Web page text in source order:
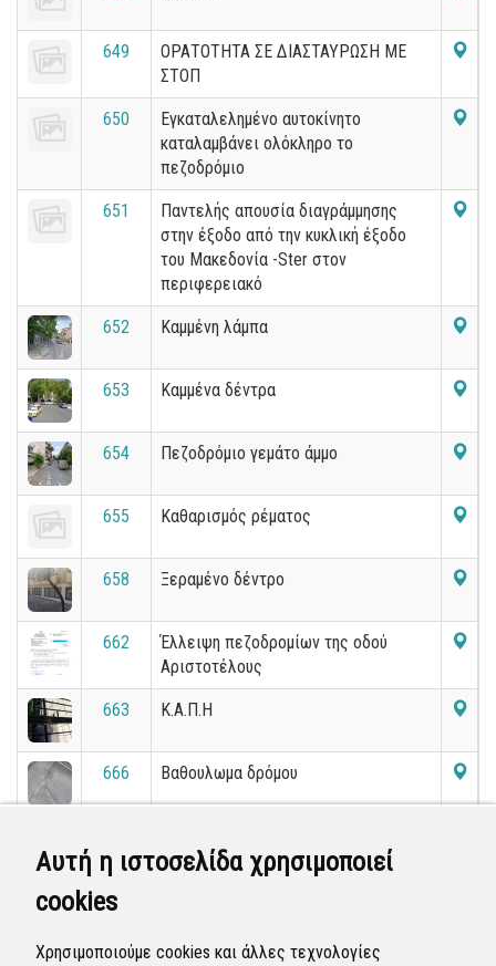
Αυτή η ιστοσελίδα χρησιμοποιεί
cookies
Χρησιμοποιούμε cookies και άλλες τεχνολογίες
649
ΟΡΑΤΟΤΗΤΑ ΣΕ ΔΙΑΣΤΑΥΡΩΣΗ ΜΕ
ΣΤΟΠ
650
Εγκαταλελημένο αυτοκίνητο
καταλαμβάνει ολόκληρο το
πεζοδρόμιο
651
Παντελής απουσία διαγράμμησης
στην έξοδο από την κυκλική έξοδο
του Μακεδονία -Ster στον
περιφερειακό
652 Καμμένη λάμπα
653 Καμμένα δέντρα
654 Πεζοδρόμιο γεμάτο άμμο
655 Καθαρισμός ρέματος
658 Ξεραμένο δέντρο
662
Έλλειψη πεζοδρομίων της οδού
Αριστοτέλους
663 Κ.Α.Π.Η
666 Βαθουλωμα δρόμου
του δρόμου
668